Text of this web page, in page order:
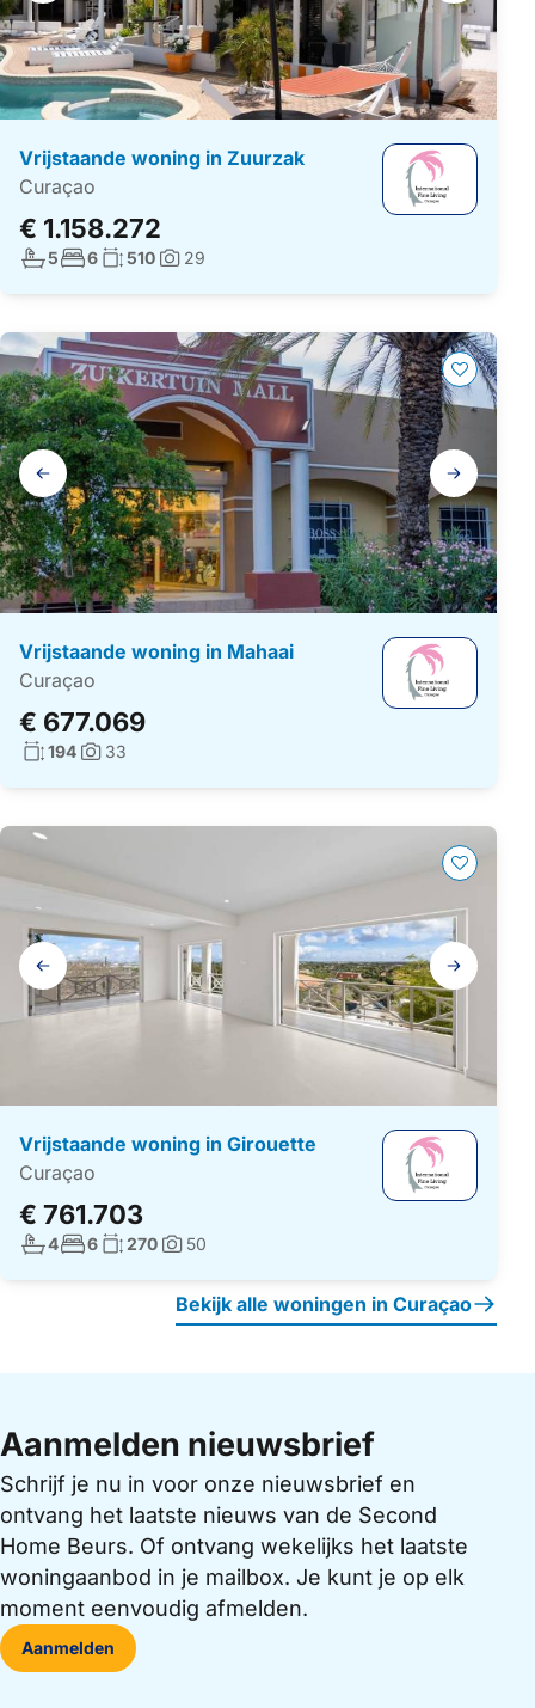
Vrijstaande woning in Zuurzak
Curaçao
€ 1.158.272
Aantal badkamers:
5Aantal slaapkamers:
6Woonoppervlakte:
510Foto's:
29
Galerij
navigatie
Vrijstaande woning in Mahaai
Curaçao
€ 677.069
Woonoppervlakte:
194Foto's:
33
Galerij
navigatie
Vrijstaande woning in Girouette
Curaçao
€ 761.703
Aantal badkamers:
4Aantal slaapkamers:
6Woonoppervlakte:
270Foto's:
50
Bekijk alle woningen in Curaçao
Aanmelden nieuwsbrief
Schrijf je nu in voor onze nieuwsbrief en
ontvang het laatste nieuws van de Second
Home Beurs. Of ontvang wekelijks het laatste
woningaanbod in je mailbox. Je kunt je op elk
moment eenvoudig afmelden.
Aanmelden